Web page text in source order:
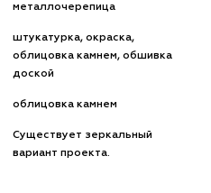
металлочерепица
штукатурка, окраска,
облицовка камнем, обшивка
доской
облицовка камнем
Существует зеркальный
вариант проекта.